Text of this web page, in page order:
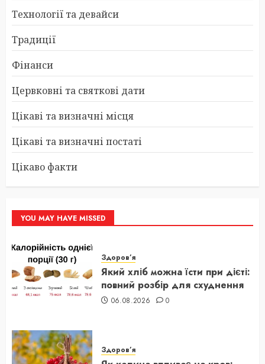
Технології та девайси
Традиції
Фінанси
Цервковні та святкові дати
Цікаві та визначні місця
Цікаві та визначні постаті
Цікаво факти
YOU MAY HAVE MISSED
Здоров’я
Який хліб можна їсти при дієті:
повний розбір для схуднення
06.08.2026 0
Здоров’я